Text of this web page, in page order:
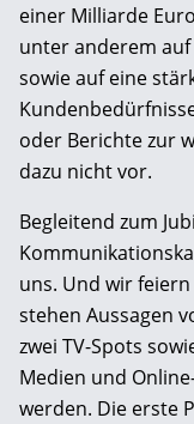
einer Milliarde
unter anderem
sowie auf eine
oder Berichte zur
dazu nicht vor.
Begleitend zum
uns. Und wir
stehen Aussagen
zwei TV-Spots
Medien und
werden. Die erste